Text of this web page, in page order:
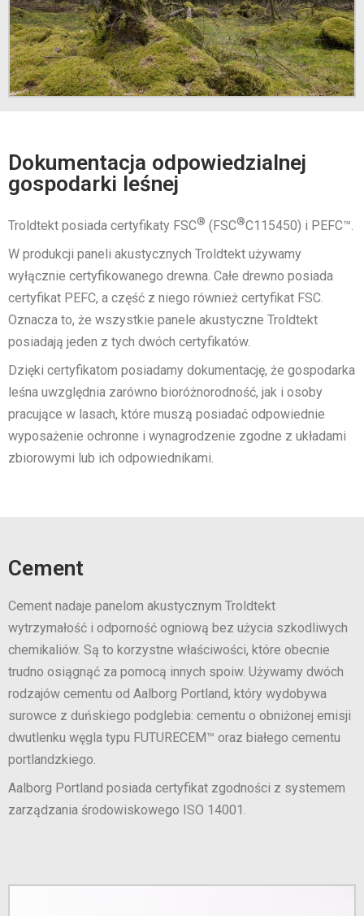
Dokumentacja odpowiedzialnej
gospodarki leśnej
Troldtekt posiada certyfikaty FSC® (FSC®C115450) i PEFC™.
W produkcji paneli akustycznych Troldtekt używamy
wyłącznie certyfikowanego drewna. Całe drewno posiada
certyfikat PEFC, a część z niego również certyfikat FSC.
Oznacza to, że wszystkie panele akustyczne Troldtekt
posiadają jeden z tych dwóch certyfikatów.
Dzięki certyfikatom posiadamy dokumentację, że gospodarka
leśna uwzględnia zarówno bioróżnorodność, jak i osoby
pracujące w lasach, które muszą posiadać odpowiednie
wyposażenie ochronne i wynagrodzenie zgodne z układami
zbiorowymi lub ich odpowiednikami.
Cement
Cement nadaje panelom akustycznym Troldtekt
wytrzymałość i odporność ogniową bez użycia szkodliwych
chemikaliów. Są to korzystne właściwości, które obecnie
trudno osiągnąć za pomocą innych spoiw. Używamy dwóch
rodzajów cementu od Aalborg Portland, który wydobywa
surowce z duńskiego podglebia: cementu o obniżonej emisji
dwutlenku węgla typu FUTURECEM™ oraz białego cementu
portlandzkiego.
Aalborg Portland posiada certyfikat zgodności z systemem
zarządzania środowiskowego ISO 14001.